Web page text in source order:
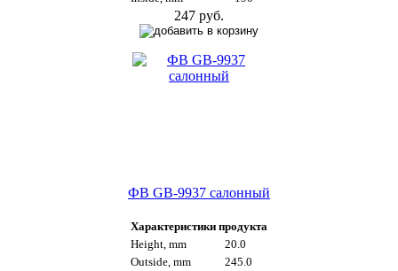
247 руб.
ФВ GB-9937 салонный
Характеристики продукта
Height, mm
20.0
Outside, mm
245.0